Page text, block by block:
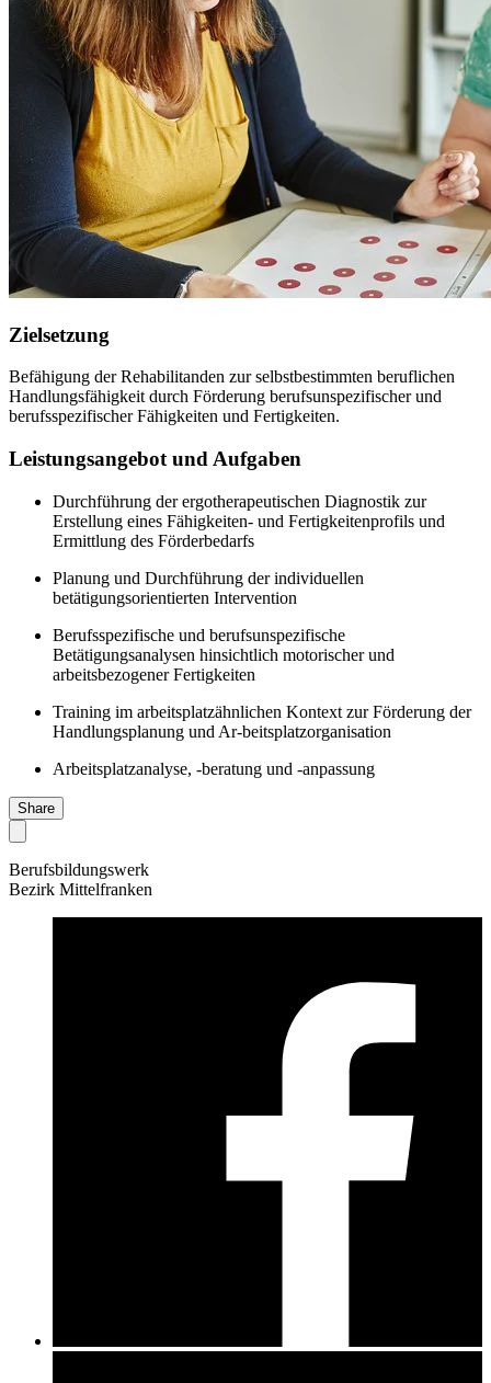
Zielsetzung
Befähigung der Rehabilitanden zur selbstbestimmten beruflichen
Handlungsfähigkeit durch Förderung berufsunspezifischer und
berufsspezifischer Fähigkeiten und Fertigkeiten.
Leistungsangebot und Aufgaben
Durchführung der ergotherapeutischen Diagnostik zur
Erstellung eines Fähigkeiten- und Fertigkeitenprofils und
Ermittlung des Förderbedarfs
Planung und Durchführung der individuellen
betätigungsorientierten Intervention
Berufsspezifische und berufsunspezifische
Betätigungsanalysen hinsichtlich motorischer und
arbeitsbezogener Fertigkeiten
Training im arbeitsplatzähnlichen Kontext zur Förderung der
Handlungsplanung und Ar-beitsplatzorganisation
Arbeitsplatzanalyse, -beratung und -anpassung
Share
Berufsbildungswerk
Bezirk Mittelfranken